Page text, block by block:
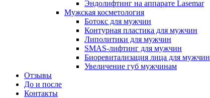
Эндолифтинг на аппарате Lasemar
Мужская косметология
Ботокс для мужчин
Контурная пластика для мужчин
Липолитики для мужчин
SMAS-лифтинг для мужчин
Биоревитализация лица для мужчин
Увеличение губ мужчинам
Отзывы
До и после
Контакты